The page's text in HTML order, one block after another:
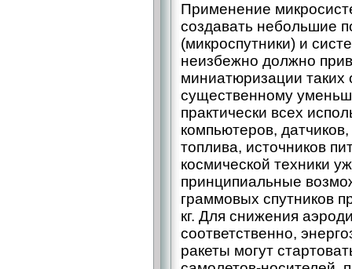
Применение
создавать небольшие
(микроспутники) и
неизбежно должно
миниатюризации таких
существенному
практически всех
компьютеров,
топлива, источников
космической техники
принципиальные
граммовых спутников
кг. Для снижения
соответственно,
ракеты могут